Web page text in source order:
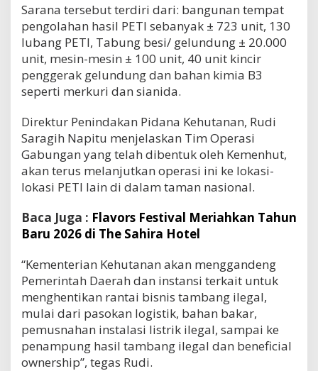
Sarana tersebut terdiri dari: bangunan tempat
pengolahan hasil PETI sebanyak ± 723 unit, 130
lubang PETI, Tabung besi/ gelundung ± 20.000
unit, mesin-mesin ± 100 unit, 40 unit kincir
penggerak gelundung dan bahan kimia B3
seperti merkuri dan sianida.
Direktur Penindakan Pidana Kehutanan, Rudi
Saragih Napitu menjelaskan Tim Operasi
Gabungan yang telah dibentuk oleh Kemenhut,
akan terus melanjutkan operasi ini ke lokasi-
lokasi PETI lain di dalam taman nasional.
Baca Juga : Flavors Festival Meriahkan Tahun
Baru 2026 di The Sahira Hotel
“Kementerian Kehutanan akan menggandeng
Pemerintah Daerah dan instansi terkait untuk
menghentikan rantai bisnis tambang ilegal,
mulai dari pasokan logistik, bahan bakar,
pemusnahan instalasi listrik ilegal, sampai ke
penampung hasil tambang ilegal dan beneficial
ownership”, tegas Rudi.